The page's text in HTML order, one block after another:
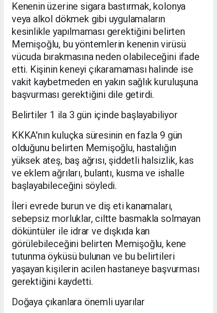
Kenenin üzerine sigara bastırmak, kolonya
veya alkol dökmek gibi uygulamaların
kesinlikle yapılmaması gerektiğini belirten
Memişoğlu, bu yöntemlerin kenenin virüsü
vücuda bırakmasına neden olabileceğini ifade
etti. Kişinin keneyi çıkaramaması halinde ise
vakit kaybetmeden en yakın sağlık kuruluşuna
başvurması gerektiğini dile getirdi.
Belirtiler 1 ila 3 gün içinde başlayabiliyor
KKKA'nın kuluçka süresinin en fazla 9 gün
olduğunu belirten Memişoğlu, hastalığın
yüksek ateş, baş ağrısı, şiddetli halsizlik, kas
ve eklem ağrıları, bulantı, kusma ve ishalle
başlayabileceğini söyledi.
İleri evrede burun ve diş eti kanamaları,
sebepsiz morluklar, ciltte basmakla solmayan
döküntüler ile idrar ve dışkıda kan
görülebileceğini belirten Memişoğlu, kene
tutunma öyküsü bulunan ve bu belirtileri
yaşayan kişilerin acilen hastaneye başvurması
gerektiğini kaydetti.
Doğaya çıkanlara önemli uyarılar